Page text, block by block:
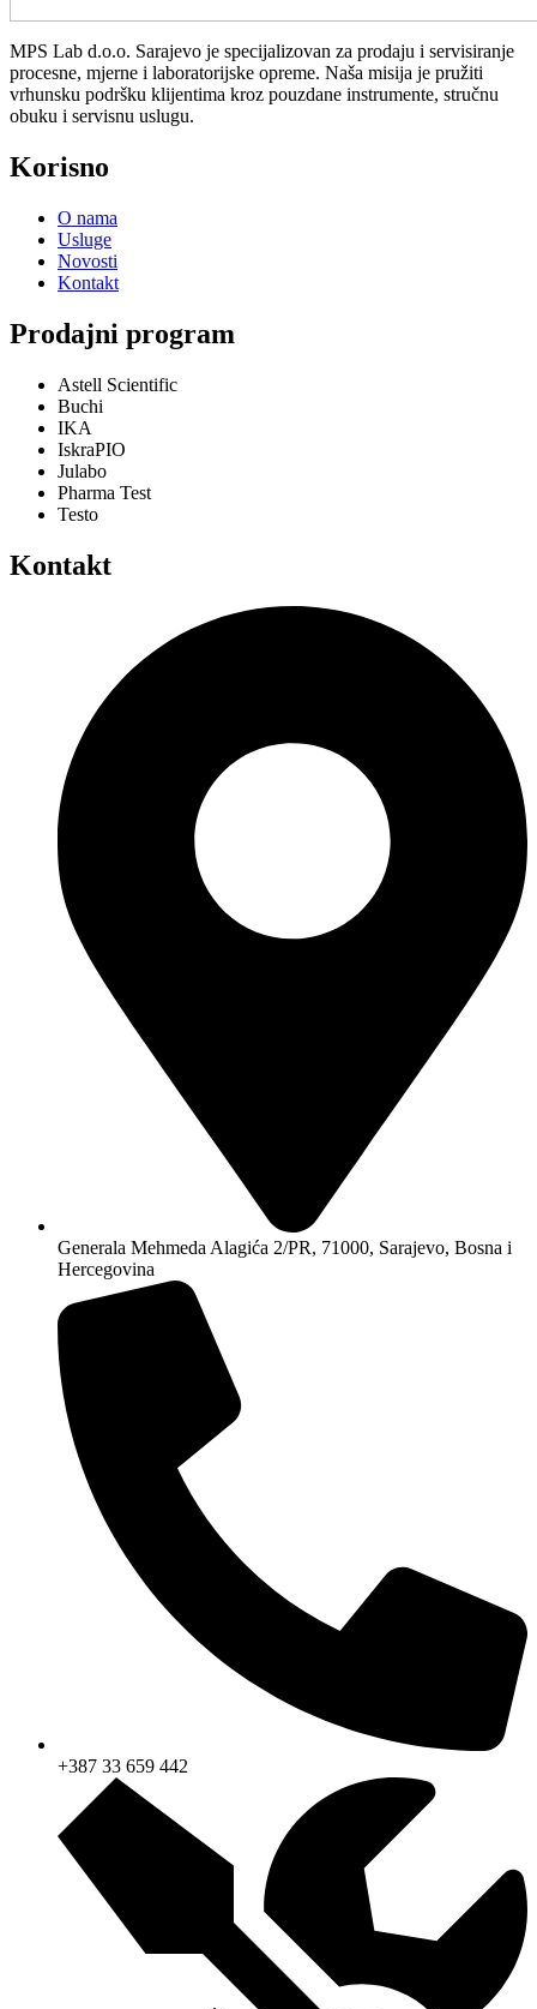
MPS Lab d.o.o. Sarajevo je specijalizovan za prodaju i servisiranje
procesne, mjerne i laboratorijske opreme. Naša misija je pružiti
vrhunsku podršku klijentima kroz pouzdane instrumente, stručnu
obuku i servisnu uslugu.
Korisno
O nama
Usluge
Novosti
Kontakt
Prodajni program
Astell Scientific
Buchi
IKA
IskraPIO
Julabo
Pharma Test
Testo
Kontakt
Generala Mehmeda Alagića 2/PR, 71000, Sarajevo, Bosna i
Hercegovina
+387 33 659 442